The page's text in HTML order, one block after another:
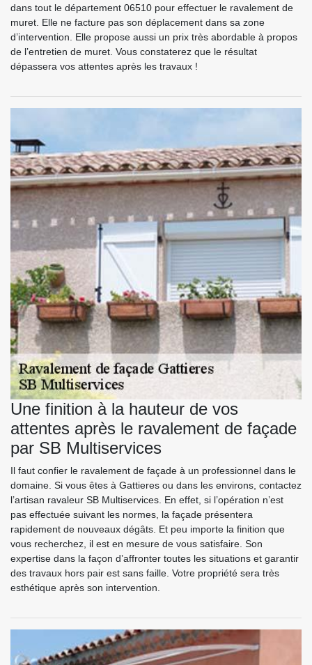
dans tout le département 06510 pour effectuer le ravalement de
muret. Elle ne facture pas son déplacement dans sa zone
d’intervention. Elle propose aussi un prix très abordable à propos
de l’entretien de muret. Vous constaterez que le résultat
dépassera vos attentes après les travaux !
Une finition à la hauteur de vos
attentes après le ravalement de façade
par SB Multiservices
Il faut confier le ravalement de façade à un professionnel dans le
domaine. Si vous êtes à Gattieres ou dans les environs, contactez
l’artisan ravaleur SB Multiservices. En effet, si l’opération n’est
pas effectuée suivant les normes, la façade présentera
rapidement de nouveaux dégâts. Et peu importe la finition que
vous recherchez, il est en mesure de vous satisfaire. Son
expertise dans la façon d’affronter toutes les situations et garantir
des travaux hors pair est sans faille. Votre propriété sera très
esthétique après son intervention.